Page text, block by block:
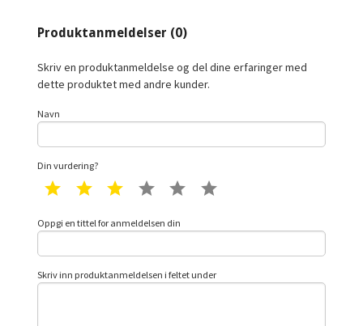
Produktanmeldelser (0)
Skriv en produktanmeldelse og del dine erfaringer med
dette produktet med andre kunder.
Navn
Din vurdering?
1 star 2 star 3 star 4 star 5 star
Oppgi en tittel for anmeldelsen din
Skriv inn produktanmeldelsen i feltet under